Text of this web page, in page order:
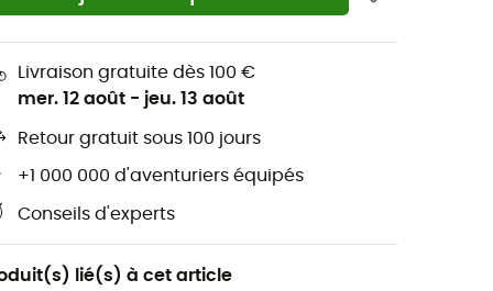
Livraison gratuite dès 100 €
mer. 12 août - jeu. 13 août
Retour gratuit sous 100 jours
+1 000 000 d'aventuriers équipés
Conseils d'experts
lié(s) à cet article